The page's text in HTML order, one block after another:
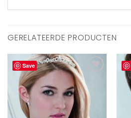
GERELATEERDE PRODUCTEN
Save
Aan
verlanglijst
toevoegen